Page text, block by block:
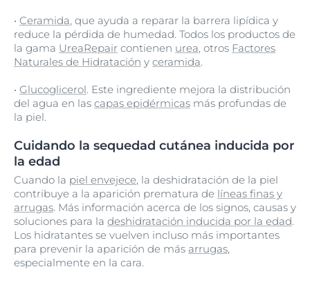
• Ceramida, que ayuda a reparar la barrera lipídica y
reduce la pérdida de humedad. Todos los productos de
la gama UreaRepair contienen urea, otros Factores
Naturales de Hidratación y ceramida.
• Glucoglicerol. Este ingrediente mejora la distribución
del agua en las capas epidérmicas más profundas de
la piel.
Cuidando la sequedad cutánea inducida por
la edad
Cuando la piel envejece, la deshidratación de la piel
contribuye a la aparición prematura de líneas finas y
arrugas. Más información acerca de los signos, causas y
soluciones para la deshidratación inducida por la edad.
Los hidratantes se vuelven incluso más importantes
para prevenir la aparición de más arrugas,
especialmente en la cara.